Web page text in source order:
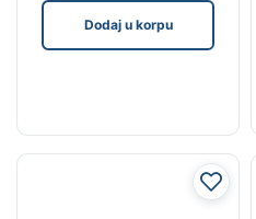
Dodaj u korpu